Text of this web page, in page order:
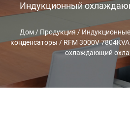
Индукционный
Дом/ Продукция /
конденсаторы / RFM 3000V
охлаждающий